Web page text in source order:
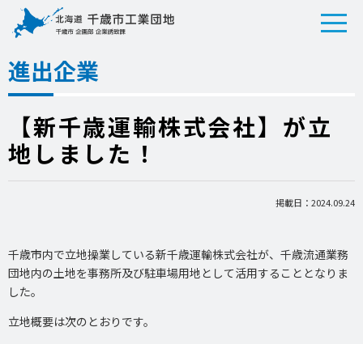
進出企業
【新千歳運輸株式会社】が立
地しました！
掲載日：2024.09.24
千歳市内で立地操業している新千歳運輸株式会社が、千歳流通業務
団地内の土地を事務所及び駐車場用地として活用することとなりま
した。
立地概要は次のとおりです。